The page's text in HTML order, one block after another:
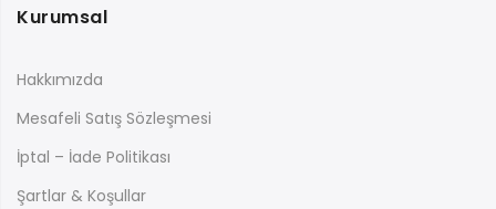
Kurumsal
Hakkımızda
Mesafeli Satış Sözleşmesi
İptal – İade Politikası
Şartlar & Koşullar